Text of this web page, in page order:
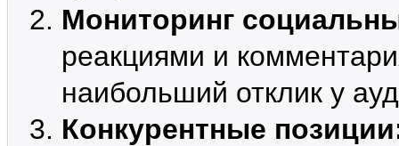
Мониторинг
реакциями и
наибольший отклик у
Конкурентные